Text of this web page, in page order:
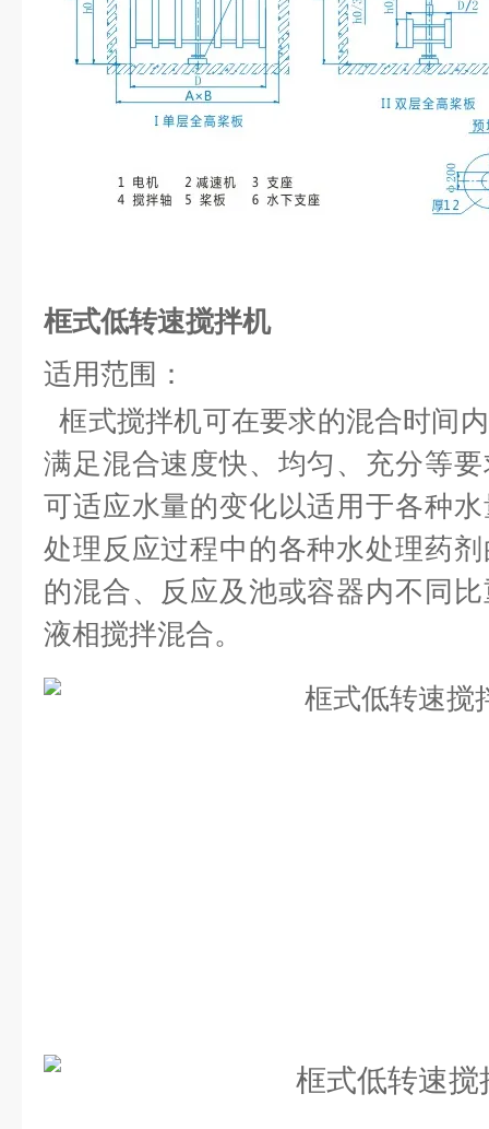
框式低转速搅拌机
适用范围：
框式搅拌机可在要求的混合时间
满足混合速度快、均匀、充分等
可适应水量的变化以适用于各种
处理反应过程中的各种水处理药
的混合、反应及池或容器内不同
液相搅拌混合。